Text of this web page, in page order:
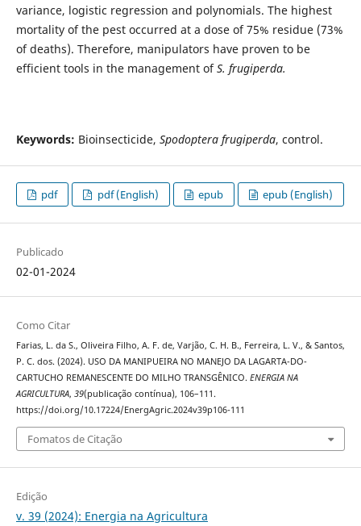
variance, logistic regression and polynomials. The highest
mortality of the pest occurred at a dose of 75% residue (73%
of deaths). Therefore, manipulators have proven to be
efficient tools in the management ofS. frugiperda.
Keywords: Bioinsecticide, Spodoptera frugiperda, control.
pdf pdf (English) epub epub (English)
Publicado
02-01-2024
Como Citar
Farias, L. da S., Oliveira Filho, A. F. de, Varjão, C. H. B., Ferreira, L. V., & Santos,
P. C. dos. (2024). USO DA MANIPUEIRA NO MANEJO DA LAGARTA-DO-
CARTUCHO REMANESCENTE DO MILHO TRANSGÊNICO. ENERGIA NA
AGRICULTURA, 39(publicação contínua), 106–111.
https://doi.org/10.17224/EnergAgric.2024v39p106-111
Fomatos de Citação
Edição
v. 39 (2024): Energia na Agricultura